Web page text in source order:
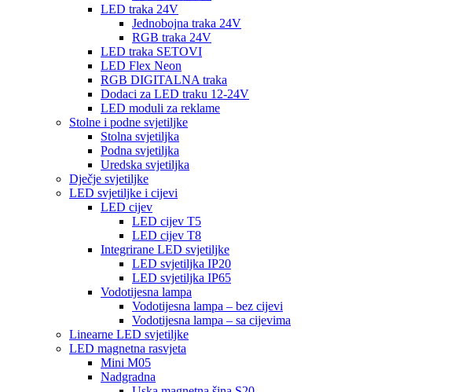
LED traka 24V
Jednobojna traka 24V
RGB traka 24V
LED traka SETOVI
LED Flex Neon
RGB DIGITALNA traka
Dodaci za LED traku 12-24V
LED moduli za reklame
Stolne i podne svjetiljke
Stolna svjetiljka
Podna svjetiljka
Uredska svjetiljka
Dječje svjetiljke
LED svjetiljke i cijevi
LED cijev
LED cijev T5
LED cijev T8
Integrirane LED svjetiljke
LED svjetiljka IP20
LED svjetiljka IP65
Vodotijesna lampa
Vodotijesna lampa – bez cijevi
Vodotijesna lampa – sa cijevima
Linearne LED svjetiljke
LED magnetna rasvjeta
Mini M05
Nadgradna